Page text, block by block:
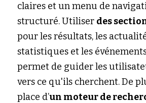
claires et un menu de
structuré. Utiliser des
pour les résultats, les
statistiques et les
permet de guider les
vers ce qu'ils cherchent. De
place d’un moteur de